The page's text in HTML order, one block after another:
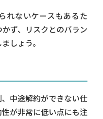
れないケースもあるた
ず、リスクとのバラン
しょう。
中途解約ができない仕
が非常に低い点にも注